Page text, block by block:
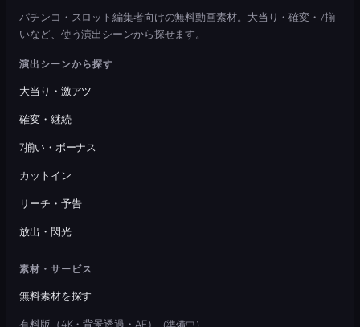
パチンコ・スロット編集者向けの無料動画素材。大当り・確変・7揃
いなど、使う演出シーンから探せます。
演出シーンから探す
大当り・激アツ
確変・継続
7揃い・ボーナス
カットイン
リーチ・予告
放出・閃光
素材・サービス
無料素材を探す
有料版（4K・背景透過・AE）
（準備中）